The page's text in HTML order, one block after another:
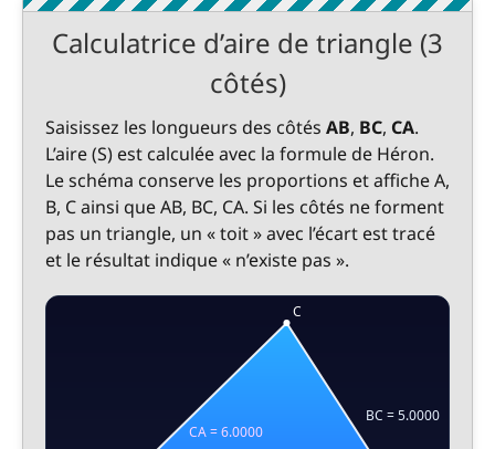
Calculatrice d’aire de triangle (3
côtés)
Saisissez les longueurs des côtés AB, BC, CA.
L’aire (S) est calculée avec la formule de Héron.
Le schéma conserve les proportions et affiche A,
B, C ainsi que AB, BC, CA. Si les côtés ne forment
pas un triangle, un « toit » avec l’écart est tracé
et le résultat indique « n’existe pas ».